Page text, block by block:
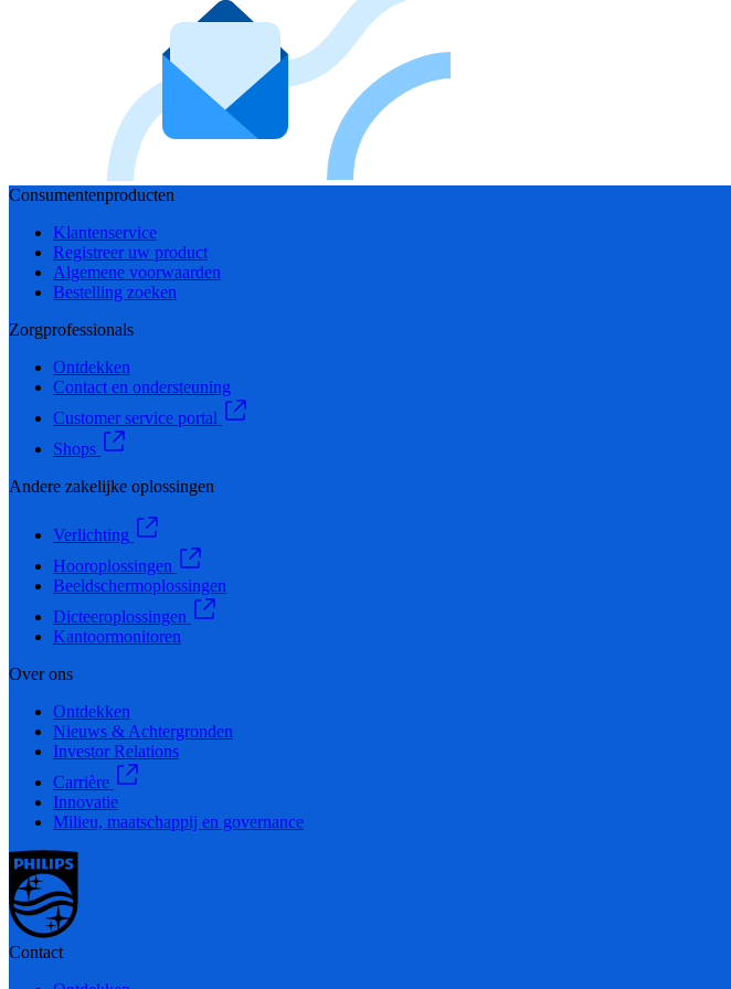
Consumentenproducten
Klantenservice
Registreer uw product
Algemene voorwaarden
Bestelling zoeken
Zorgprofessionals
Ontdekken
Contact en ondersteuning
Customer service portal
Shops
Andere zakelijke oplossingen
Verlichting
Hooroplossingen
Beeldschermoplossingen
Dicteeroplossingen
Kantoormonitoren
Over ons
Ontdekken
Nieuws & Achtergronden
Investor Relations
Carrière
Innovatie
Milieu, maatschappij en governance
Contact